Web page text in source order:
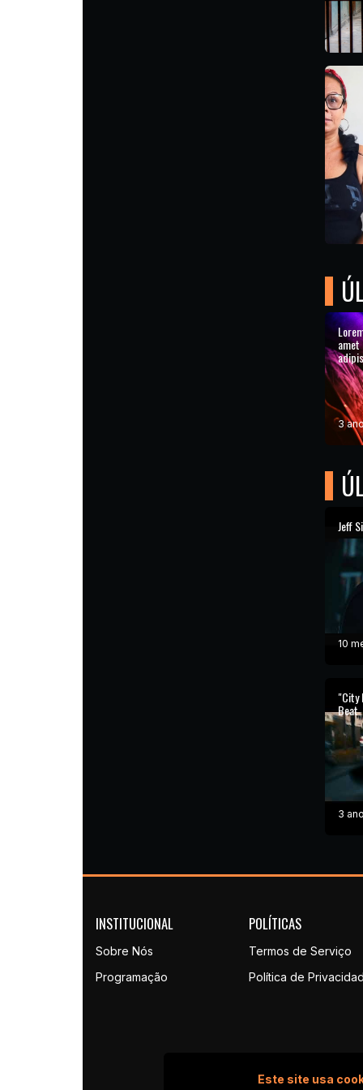
3
Jeff
10
"City
Beat
3
INSTITUCIONAL
Sobre Nós
Programação
POLÍTICAS
Termos de Serviço
Política de
Este site usa